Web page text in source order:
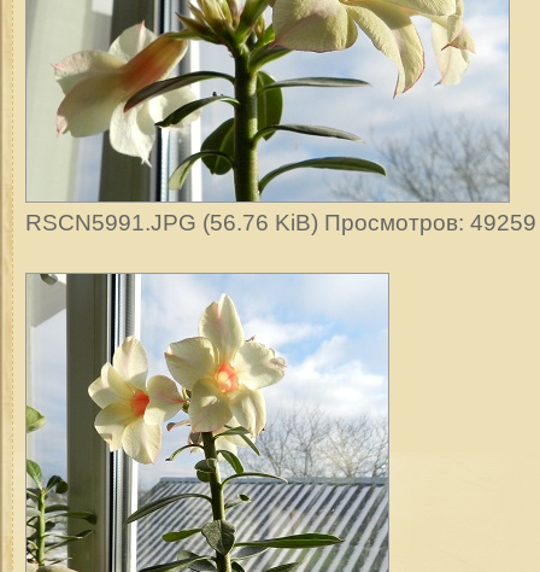
RSCN5991.JPG (56.76 KiB) Просмотров: 49259